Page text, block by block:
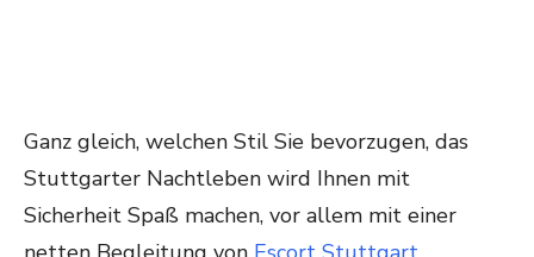
Ganz gleich, welchen Stil Sie bevorzugen, das
Stuttgarter Nachtleben wird Ihnen mit
Sicherheit Spaß machen, vor allem mit einer